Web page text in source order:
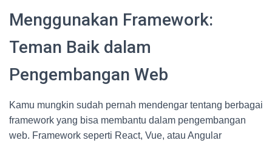
Menggunakan Framework:
Teman Baik dalam
Pengembangan Web
Kamu mungkin sudah pernah mendengar tentang berbagai
framework yang bisa membantu dalam pengembangan
web. Framework seperti React, Vue, atau Angular